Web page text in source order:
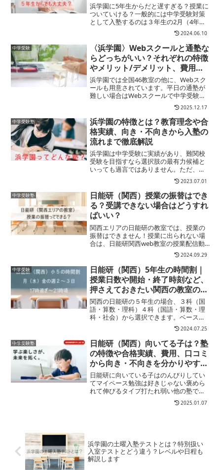
浜学園に5年生からだと遅すぎる？授業に
ついていける？一般的には中学受験対策
として入塾するのは３年生の2月（4年生
のスタート時期）が多いのですが、５年
生になって入塾を検討されるご家庭も少
なくありません。お子様の学校での成績
の様子から受験を考え...
2024.06.10
中学受験
〈浜学園〉Webスクールと通塾な
らどっちがいい？それぞれの特徴
やメリット/デメリット、費用や
カリキュラムまで比較検証してみ
ました
浜学園では全国46教室の他に、Webスク
ールも用意されています。平日の通塾が
難しい場合はWebスクールで中学受験対
策ができるようになっているんですね。
そこで気になるのが浜学園のWebスクー
ルと通塾だとどっちがいいんだろう…？
効率的な学習効果...
2025.12.17
中学受験塾
浜学園の特徴とは？教育理念や合
格実績、向き・不向きから入塾の
流れまで徹底解説
浜学園は中学受験に実績があり、難関校
受験を目指すなら選択肢の最有力候補と
いっても過言ではありません。ただ、近
年では大小たくさんの塾ができていてた
くさんあってどの塾を選べば良いのか･･･
と簡単に決められないという方も多いよ
うです。そこでここで...
2023.07.01
中学受験塾
日能研（関西）授業の振替はでき
る？受講できない場合はどうすれ
ばいい？
関西エリアの日能研の教室では、授業の
振替はできません！授業に出られない場
合は、日能研関西web教室の授業配信動
画で都合の良い時に自宅で取り組みま
す。動画授業だけって心配…そう思うか
もしれませんね？でも全く問題ありませ
ん！欠席したら授業動画で...
2024.09.29
中学受験
日能研（関西）5年生の時間割｜
授業日数や開始・終了時刻など、
押さえておきたい関西の教室のタ
イムテーブルを徹底解説
関西の日能研の５年生の場合、３科（国
語・算数・理科）４科（国語・算数・理
科・社会）から選択できます。ベースと
なる本科コースには「本科」「本科発
展」クラスがあり、時間割はクラスごと
に決まっています。５年生の本科・本科
発展の時間割はこちら↓本科...
2024.07.25
中学受験塾
日能研（関西）向いてる子は？塾
の特徴や合格実績、費用、口コミ
から向き・不向きを分かりやすく
解説します
日能研に向いている子はのんびりしてい
てマイペース勉強は好きじゃない褒めら
れて伸びるタイプ打たれ弱い他の塾で続
かなかった・続きそうにない不安を感じ
やすい（生徒・保護者）子どもの進学を
2025.01.07
浜学園の土曜入塾テストとは？特別扱い
入室テストとどう違う？レベルや日程も
解説します